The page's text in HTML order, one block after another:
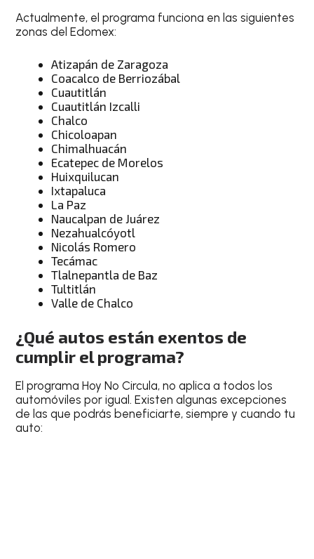
Actualmente, el programa funciona en las siguientes
zonas del Edomex:
Atizapán de Zaragoza
Coacalco de Berriozábal
Cuautitlán
Cuautitlán Izcalli
Chalco
Chicoloapan
Chimalhuacán
Ecatepec de Morelos
Huixquilucan
Ixtapaluca
La Paz
Naucalpan de Juárez
Nezahualcóyotl
Nicolás Romero
Tecámac
Tlalnepantla de Baz
Tultitlán
Valle de Chalco
¿Qué autos están exentos de
cumplir el programa?
El programa Hoy No Circula, no aplica a todos los
automóviles por igual. Existen algunas excepciones
de las que podrás beneficiarte, siempre y cuando tu
auto: